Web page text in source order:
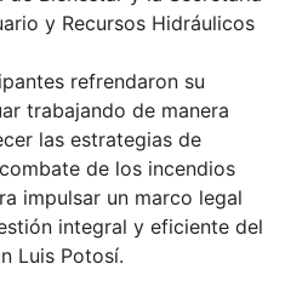
y Recursos Hidráulicos
refrendaron su
trabajando de manera
las estrategias de
de los incendios
impulsar un marco legal
integral y eficiente del
Luis Potosí.